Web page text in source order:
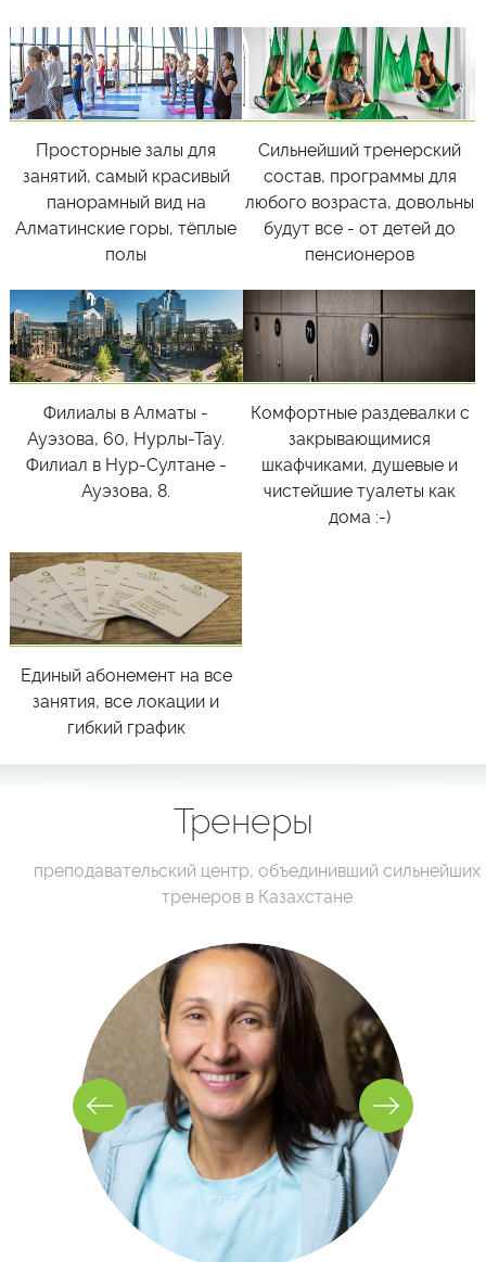
Просторные залы для
занятий, самый красивый
панорамный вид на
Алматинские горы, тёплые
полы
Сильнейший тренерский
состав, программы для
любого возраста, довольны
будут все - от детей до
пенсионеров
Филиалы в Алматы -
Ауэзова, 60, Нурлы-Тау.
Филиал в Нур-Султане -
Ауэзова, 8.
Комфортные раздевалки с
закрывающимися
шкафчиками, душевые и
чистейшие туалеты как
дома :-)
Единый абонемент на все
занятия, все локации и
гибкий график
Тренеры
преподавательский центр, объединивший сильнейших
тренеров в Казахстане